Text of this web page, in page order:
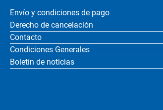
Envío y condiciones de pago
Derecho de cancelación
Contacto
Condiciones Generales
Boletín de noticias